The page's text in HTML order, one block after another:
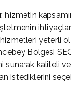
hizmetin
yeterli
Bölgesi
sunarak kaliteli
istediklerini